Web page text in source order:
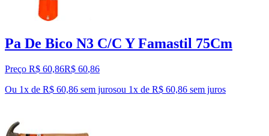
Pa De Bico N3 C/C Y Famastil 75Cm
Preço R$ 60,86R$ 60,86
Ou 1x de R$ 60,86 sem jurosou 1x de R$ 60,86 sem juros